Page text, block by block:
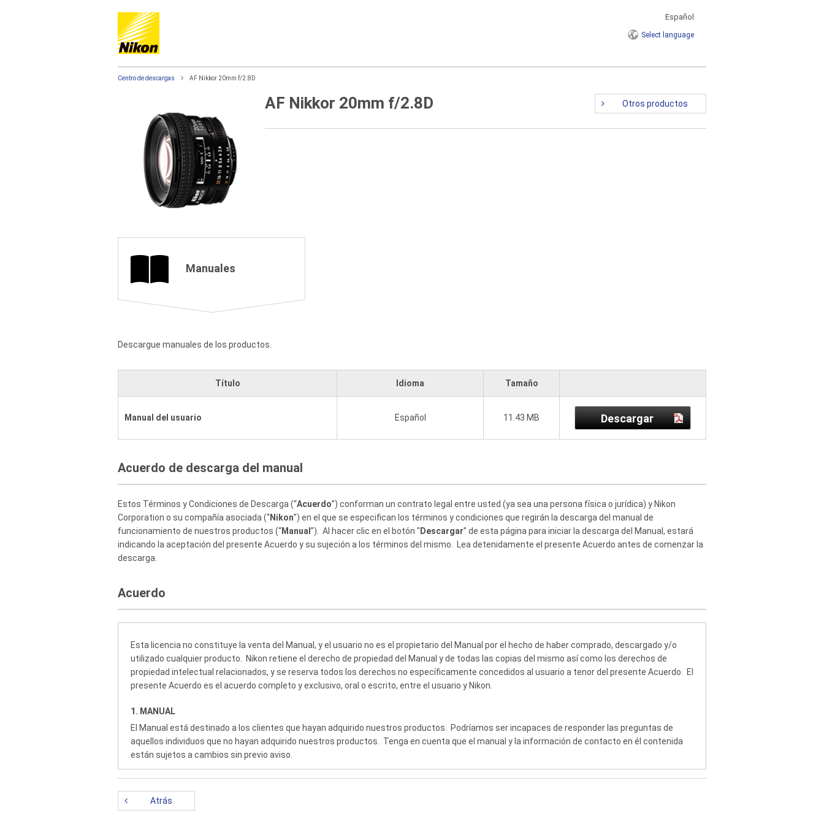
Español
Select language
Centro de descargas AF Nikkor 20mm f/2.8D
AF Nikkor 20mm f/2.8D Otros productos
Manuales
Descargue manuales de los productos.
Título Idioma Tamaño
Manual del usuario Español 11.43 MB Descargar
Acuerdo de descarga del manual
Estos Términos y Condiciones de Descarga (“Acuerdo”) conforman un contrato legal entre usted (ya sea una persona física o jurídica) y Nikon
Corporation o su compañía asociada (“Nikon”) en el que se especifican los términos y condiciones que regirán la descarga del manual de
funcionamiento de nuestros productos (“Manual ”). Al hacer clic en el botón " Descargar” de esta página para iniciar la descarga del Manual, estará
indicando la aceptación del presente Acuerdo y su sujeción a los términos del mismo. Lea detenidamente el presente Acuerdo antes de comenzar la
descarga.
Acuerdo
Esta licencia no constituye la venta del Manual, y el usuario no es el propietario del Manual por el hecho de haber comprado, descargado y/o
utilizado cualquier producto. Nikon retiene el derecho de propiedad del Manual y de todas las copias del mismo así como los derechos de
propiedad intelectual relacionados, y se reserva todos los derechos no específicamente concedidos al usuario a tenor del presente Acuerdo. El
presente Acuerdo es el acuerdo completo y exclusivo, oral o escrito, entre el usuario y Nikon.
1. MANUAL
El Manual está destinado a los clientes que hayan adquirido nuestros productos. Podríamos ser incapaces de responder las preguntas de
aquellos individuos que no hayan adquirido nuestros productos. Tenga en cuenta que el manual y la información de contacto en él contenida
están sujetos a cambios sin previo aviso.
El Manual está protegido por las leyes de derechos de autor de Japón y las leyes y tratados internacionales en materia de derechos de autor.
Cada una de las copias deberá reproducir el aviso de propiedad intelectual de Nikon y cualquier otra indicación referente al derecho de
Atrás